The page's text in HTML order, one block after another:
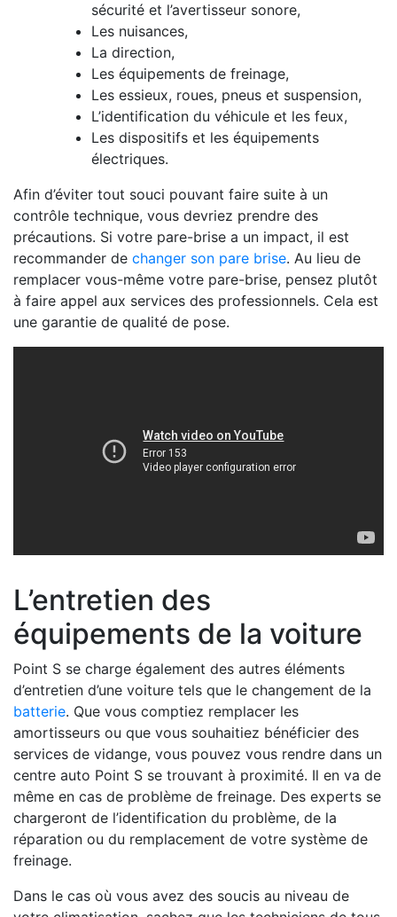
sécurité et l’avertisseur sonore,
Les nuisances,
La direction,
Les équipements de freinage,
Les essieux, roues, pneus et suspension,
L’identification du véhicule et les feux,
Les dispositifs et les équipements
électriques.
Afin d’éviter tout souci pouvant faire suite à un
contrôle technique, vous devriez prendre des
précautions. Si votre pare-brise a un impact, il est
recommander de changer son pare brise. Au lieu de
remplacer vous-même votre pare-brise, pensez plutôt
à faire appel aux services des professionnels. Cela est
une garantie de qualité de pose.
L’entretien des
équipements de la voiture
Point S se charge également des autres éléments
d’entretien d’une voiture tels que le changement de la
batterie. Que vous comptiez remplacer les
amortisseurs ou que vous souhaitiez bénéficier des
services de vidange, vous pouvez vous rendre dans un
centre auto Point S se trouvant à proximité. Il en va de
même en cas de problème de freinage. Des experts se
chargeront de l’identification du problème, de la
réparation ou du remplacement de votre système de
freinage.
Dans le cas où vous avez des soucis au niveau de